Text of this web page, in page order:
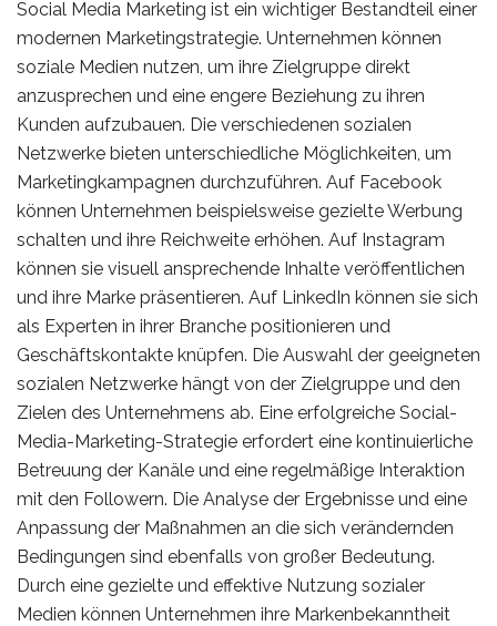
Social Media Marketing ist ein wichtiger Bestandteil einer
modernen Marketingstrategie. Unternehmen können
soziale Medien nutzen, um ihre Zielgruppe direkt
anzusprechen und eine engere Beziehung zu ihren
Kunden aufzubauen. Die verschiedenen sozialen
Netzwerke bieten unterschiedliche Möglichkeiten, um
Marketingkampagnen durchzuführen. Auf Facebook
können Unternehmen beispielsweise gezielte Werbung
schalten und ihre Reichweite erhöhen. Auf Instagram
können sie visuell ansprechende Inhalte veröffentlichen
und ihre Marke präsentieren. Auf LinkedIn können sie sich
als Experten in ihrer Branche positionieren und
Geschäftskontakte knüpfen. Die Auswahl der geeigneten
sozialen Netzwerke hängt von der Zielgruppe und den
Zielen des Unternehmens ab. Eine erfolgreiche Social-
Media-Marketing-Strategie erfordert eine kontinuierliche
Betreuung der Kanäle und eine regelmäßige Interaktion
mit den Followern. Die Analyse der Ergebnisse und eine
Anpassung der Maßnahmen an die sich verändernden
Bedingungen sind ebenfalls von großer Bedeutung.
Durch eine gezielte und effektive Nutzung sozialer
Medien können Unternehmen ihre Markenbekanntheit